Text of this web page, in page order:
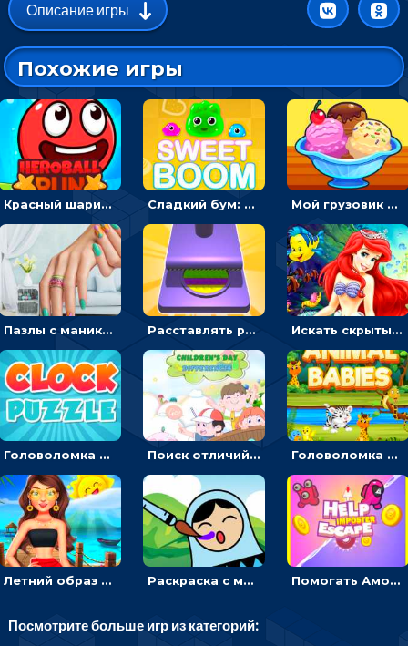
Описание игры
Похожие игры
Красный шарик-герой в бегах: прыгать, чтобы избегать препятствий Сладкий бум: тапнуть, чтобы взорвать желейки - головоломка Мой грузовик с мороженным: принимать заказы и готовить десерты
Пазлы с маникюром: собери идеальный рисунок для ногтей Расставлять резиновые кубики, чтобы делать поп-ит - гиперказуальные Искать скрытый алфавит на картинках с мультяшными героями - головоломка для детей
Головоломка с часами для детей: читать время по циферблату Поиск отличий на картинках с детьми - головоломка Головоломка Звери-малыши: открывай карточки по очереди, чтобы найти одинаковые
Летний образ для подруг: переодевать девочек для прогулки Раскраска с матрешками для девочек Помогать Амонг Ас бежать из комнаты через преграды - приключения
Посмотрите больше игр из категорий: